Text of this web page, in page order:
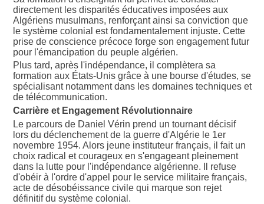
directement les disparités éducatives imposées aux
Algériens musulmans, renforçant ainsi sa conviction que
le système colonial est fondamentalement injuste. Cette
prise de conscience précoce forge son engagement futur
pour l'émancipation du peuple algérien.
Plus tard, après l'indépendance, il complètera sa
formation aux États-Unis grâce à une bourse d'études, se
spécialisant notamment dans les domaines techniques et
de télécommunication.
Carrière et Engagement Révolutionnaire
Le parcours de Daniel Vérin prend un tournant décisif
lors du déclenchement de la guerre d'Algérie le 1er
novembre 1954. Alors jeune instituteur français, il fait un
choix radical et courageux en s'engageant pleinement
dans la lutte pour l'indépendance algérienne. Il refuse
d'obéir à l'ordre d'appel pour le service militaire français,
acte de désobéissance civile qui marque son rejet
définitif du système colonial.